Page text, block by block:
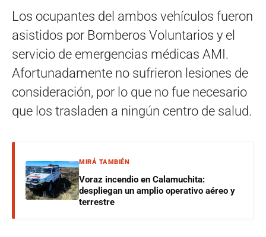
Los ocupantes del ambos vehículos fueron
asistidos por Bomberos Voluntarios y el
servicio de emergencias médicas AMI.
Afortunadamente no sufrieron lesiones de
consideración, por lo que no fue necesario
que los trasladen a ningún centro de salud.
MIRÁ TAMBIÉN
Voraz incendio en Calamuchita:
despliegan un amplio operativo aéreo y
terrestre